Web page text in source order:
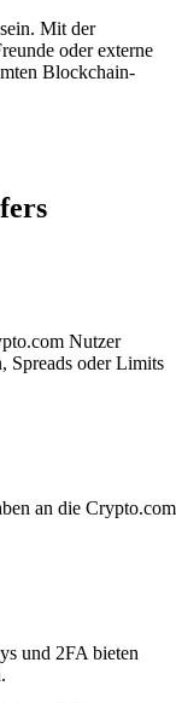
Mit der
oder externe
Blockchain-
Nutzer
Spreads oder Limits
an die Crypto.com
und 2FA bieten